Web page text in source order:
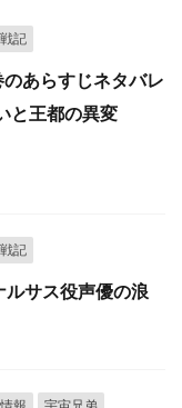
記
あらすじネタバレ
と王都の異変
記
サス役声優の浪